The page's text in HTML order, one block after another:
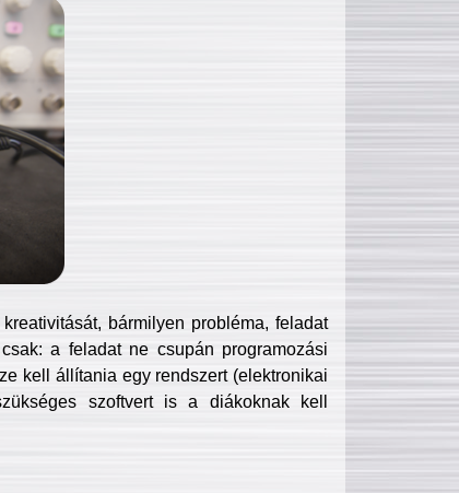
bármilyen probléma, feladat
a feladat ne csupán programozási
kell állítania egy rendszert (elektronikai
szoftvert is a diákoknak kell